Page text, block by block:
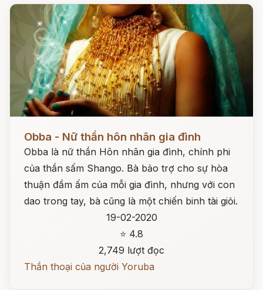
Obba - Nữ thần hôn nhân gia đình
Obba là nữ thần Hôn nhân gia đình, chính phi
của thần sấm Shango. Bà bảo trợ cho sự hòa
thuận đầm ấm của mỗi gia đình, nhưng với con
dao trong tay, bà cũng là một chiến binh tài giỏi.
19-02-2020
⭐ 4.8
2,749 lượt đọc
Thần thoại của người Yoruba